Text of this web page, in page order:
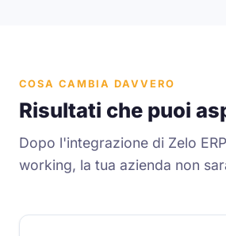
COSA CAMBIA DAVVERO
Risultati che puoi
Dopo l'integrazione di Zelo
working, la tua azienda non